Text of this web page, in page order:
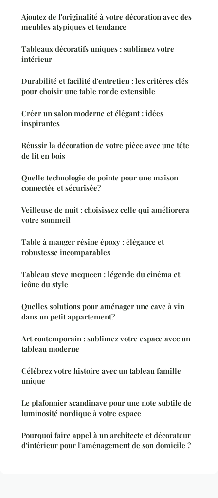
Ajoutez de l'originalité à votre décoration avec des
meubles atypiques et tendance
Tableaux décoratifs uniques : sublimez votre
intérieur
Durabilité et facilité d'entretien : les critères clés
pour choisir une table ronde extensible
Créer un salon moderne et élégant : idées
inspirantes
Réussir la décoration de votre pièce avec une tête
de lit en bois
Quelle technologie de pointe pour une maison
connectée et sécurisée?
Veilleuse de nuit : choisissez celle qui améliorera
votre sommeil
Table à manger résine époxy : élégance et
robustesse incomparables
Tableau steve mcqueen : légende du cinéma et
icône du style
Quelles solutions pour aménager une cave à vin
dans un petit appartement?
Art contemporain : sublimez votre espace avec un
tableau moderne
Célébrez votre histoire avec un tableau famille
unique
Le plafonnier scandinave pour une note subtile de
luminosité nordique à votre espace
Pourquoi faire appel à un architecte et décorateur
d'intérieur pour l'aménagement de son domicile ?